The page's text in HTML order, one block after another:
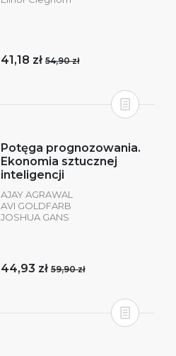
41,18 zł 54,90 zł
Potęga prognozowania.
Ekonomia sztucznej
inteligencji
AJAY AGRAWAL
AVI GOLDFARB
JOSHUA GANS
44,93 zł 59,90 zł